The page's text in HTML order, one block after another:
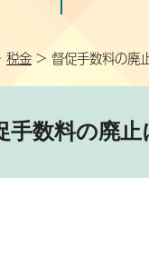
税金 > 督促手数料の廃
手数料の廃止